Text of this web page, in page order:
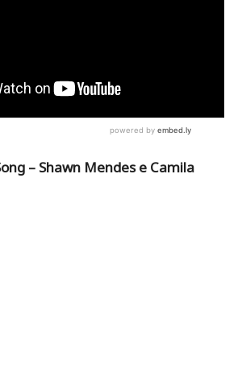
– Shawn Mendes e Camila